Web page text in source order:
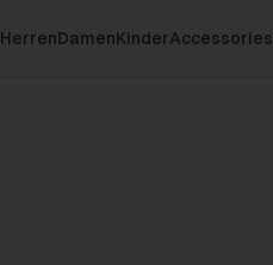
HerrenDamenKinderAccessories